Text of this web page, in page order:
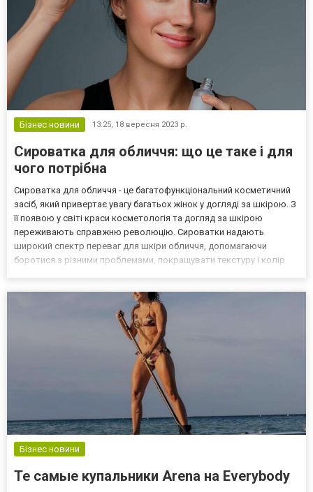
Бізнес новини 13:25, 18 вересня 2023 р.
Сироватка для обличчя: що це таке і для
чого потрібна
Сироватка для обличчя - це багатофункціональний косметичний
засіб, який привертає увагу багатьох жінок у догляді за шкірою. З
її появою у світі краси косметологія та догляд за шкірою
переживають справжню революцію. Сироватки надають
широкий спектр переваг для шкіри обличчя, допомагаючи
боротися з різними проблемами, покращувати текстуру і колір
Бізнес новини
Те самые купальники Arena на Everybody